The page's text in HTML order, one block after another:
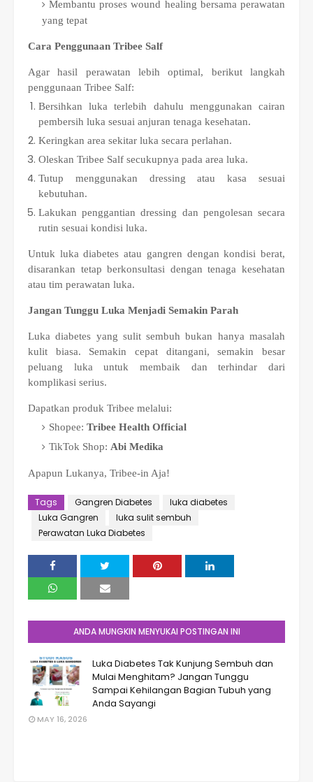
Membantu proses wound healing bersama perawatan
yang tepat
Cara Penggunaan Tribee Salf
Agar hasil perawatan lebih optimal, berikut langkah
penggunaan Tribee Salf:
Bersihkan luka terlebih dahulu menggunakan cairan
pembersih luka sesuai anjuran tenaga kesehatan.
Keringkan area sekitar luka secara perlahan.
Oleskan Tribee Salf secukupnya pada area luka.
Tutup menggunakan dressing atau kasa sesuai
kebutuhan.
Lakukan penggantian dressing dan pengolesan secara
rutin sesuai kondisi luka.
Untuk luka diabetes atau gangren dengan kondisi berat,
disarankan tetap berkonsultasi dengan tenaga kesehatan
atau tim perawatan luka.
Jangan Tunggu Luka Menjadi Semakin Parah
Luka diabetes yang sulit sembuh bukan hanya masalah
kulit biasa. Semakin cepat ditangani, semakin besar
peluang luka untuk membaik dan terhindar dari
komplikasi serius.
Dapatkan produk Tribee melalui:
Shopee: Tribee Health Official
TikTok Shop: Abi Medika
Apapun Lukanya, Tribee-in Aja!
Tags Gangren Diabetes
luka diabetes
Luka Gangren
luka sulit sembuh
Perawatan Luka Diabetes
ANDA MUNGKIN MENYUKAI POSTINGAN INI
Luka Diabetes Tak Kunjung Sembuh dan
Mulai Menghitam? Jangan Tunggu
Sampai Kehilangan Bagian Tubuh yang
Anda Sayangi
MAY 16, 2026